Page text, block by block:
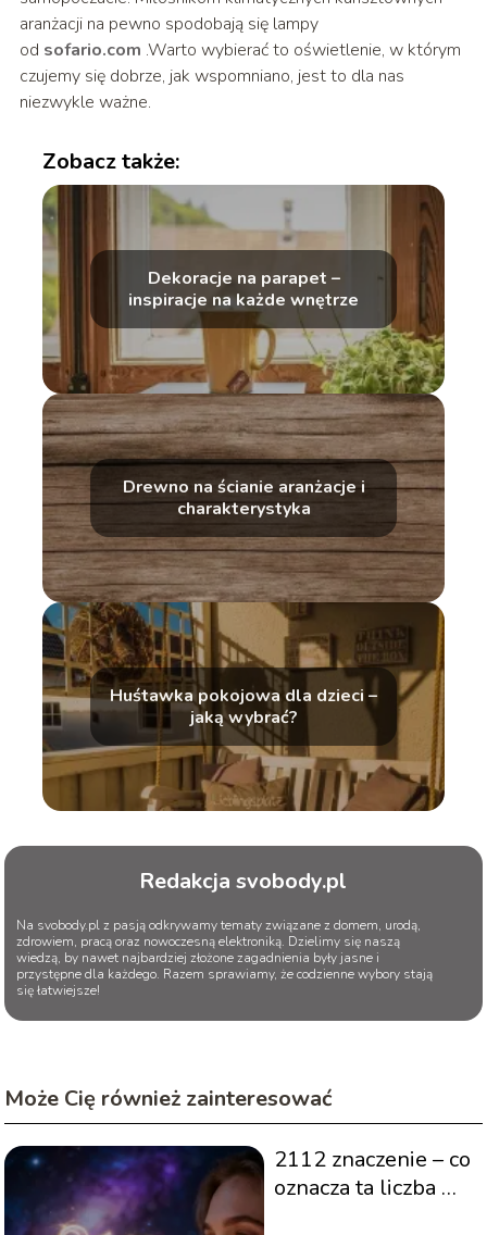
aranżacji na pewno spodobają się lampy
od sofario.com .Warto wybierać to oświetlenie, w którym
czujemy się dobrze, jak wspomniano, jest to dla nas
niezwykle ważne.
Zobacz także:
Dekoracje na parapet –
inspiracje na każde wnętrze
Drewno na ścianie aranżacje i
charakterystyka
Huśtawka pokojowa dla dzieci –
jaką wybrać?
Redakcja svobody.pl
Na svobody.pl z pasją odkrywamy tematy związane z domem, urodą,
zdrowiem, pracą oraz nowoczesną elektroniką. Dzielimy się naszą
wiedzą, by nawet najbardziej złożone zagadnienia były jasne i
przystępne dla każdego. Razem sprawiamy, że codzienne wybory stają
się łatwiejsze!
Może Cię również zainteresować
2112 znaczenie – co
oznacza ta liczba w